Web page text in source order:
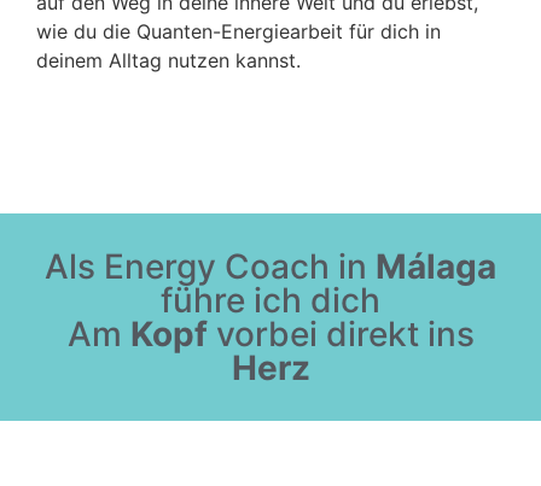
wie du die Quanten-Energiearbeit für dich in
deinem Alltag nutzen kannst.
Als Energy Coach in Málaga
führe ich dich
Am Kopfvorbei direkt ins
Herz